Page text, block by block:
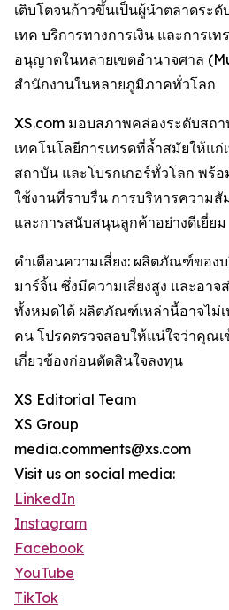
เติบโตจนก้าวขึ้นเป็นผู้นำตลาดระ
เทค บริการทางการเงิน และการเ
อนุญาตในหลายเขตอำนาจศาล
สำนักงานในหลายภูมิภาคทั่วโลก
XS.com มอบสภาพคล่องระดับสถ
เทคโนโลยีการเทรดที่ล้ำสมัยให้แก่
สถาบัน และโบรกเกอร์ทั่วโลก พร้
ใช้งานที่ราบรื่น การบริหารความ
และการสนับสนุนลูกค้าอย่างดีเยี่ยม
คำเตือนความเสี่ยง: ผลิตภัณฑ์ของ
มาร์จิ้น ซึ่งมีความเสี่ยงสูง และอาจ
ทั้งหมดได้ ผลิตภัณฑ์เหล่านี้อาจไม่
คน โปรดตรวจสอบให้แน่ใจว่าคุณเ
เกี่ยวข้องก่อนตัดสินใจลงทุน
XS Editorial Team
XS Group
media.comments@xs.com
Visit us on social media:
LinkedIn
Instagram
Facebook
YouTube
TikTok